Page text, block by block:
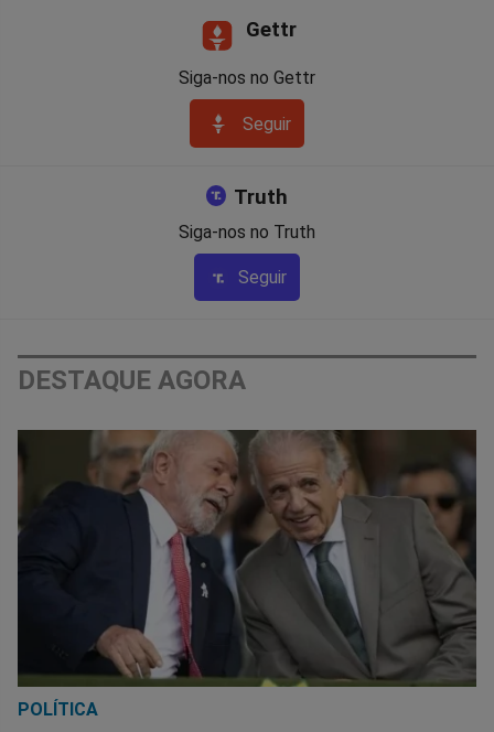
Gettr
Siga-nos no Gettr
Seguir
Truth
Siga-nos no Truth
Seguir
DESTAQUE AGORA
POLÍTICA